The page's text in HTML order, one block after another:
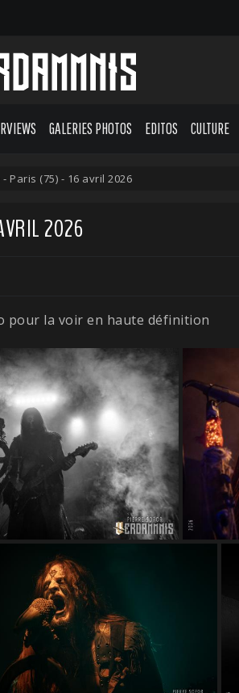
GALERIES PHOTOS EDITOS CULTURE
Paris (75) - 16 avril 2026
2026
pour la voir en haute définition